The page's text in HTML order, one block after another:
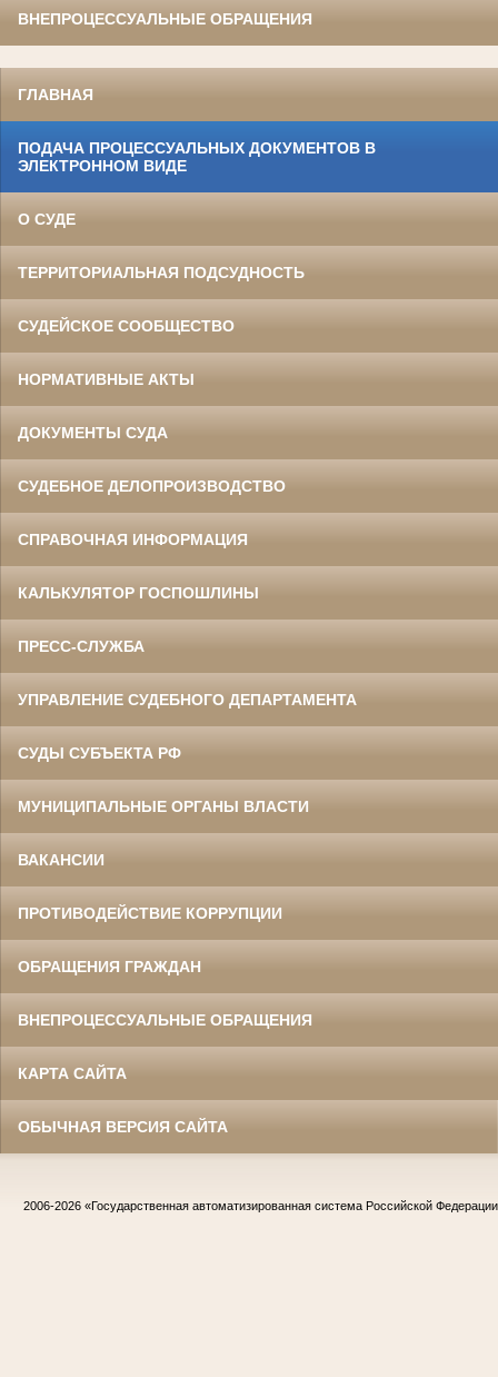
ВНЕПРОЦЕССУАЛЬНЫЕ ОБРАЩЕНИЯ
ГЛАВНАЯ
ПОДАЧА ПРОЦЕССУАЛЬНЫХ ДОКУМЕНТОВ В
ЭЛЕКТРОННОМ ВИДЕ
О СУДЕ
ТЕРРИТОРИАЛЬНАЯ ПОДСУДНОСТЬ
СУДЕЙСКОЕ СООБЩЕСТВО
НОРМАТИВНЫЕ АКТЫ
ДОКУМЕНТЫ СУДА
СУДЕБНОЕ ДЕЛОПРОИЗВОДСТВО
СПРАВОЧНАЯ ИНФОРМАЦИЯ
КАЛЬКУЛЯТОР ГОСПОШЛИНЫ
ПРЕСС-СЛУЖБА
УПРАВЛЕНИЕ СУДЕБНОГО ДЕПАРТАМЕНТА
СУДЫ СУБЪЕКТА РФ
МУНИЦИПАЛЬНЫЕ ОРГАНЫ ВЛАСТИ
ВАКАНСИИ
ПРОТИВОДЕЙСТВИЕ КОРРУПЦИИ
ОБРАЩЕНИЯ ГРАЖДАН
ВНЕПРОЦЕССУАЛЬНЫЕ ОБРАЩЕНИЯ
КАРТА САЙТА
ОБЫЧНАЯ ВЕРСИЯ САЙТА
2006-2026 «Государственная автоматизированная система Российской